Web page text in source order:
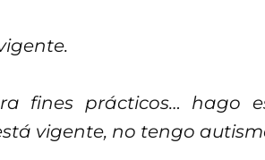
fines prácticos… hago
vigente, no tengo